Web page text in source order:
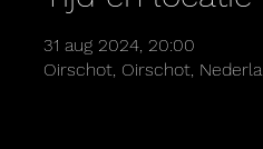
31 aug 2024, 20:00
Oirschot, Oirschot,